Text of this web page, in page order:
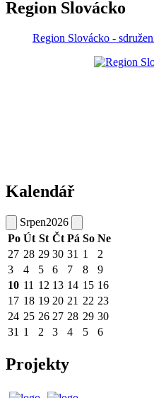
Region Slovácko
Region Slovácko -
Kalendář
Srpen2026
Po Út St Čt Pá So Ne
27 28 29 30 31 1
2
3
4 5 6 7 8
9
10 11 12 13 14 15 16
17 18 19 20 21 22 23
24 25 26 27 28 29 30
31 1 2 3 4 5 6
Projekty